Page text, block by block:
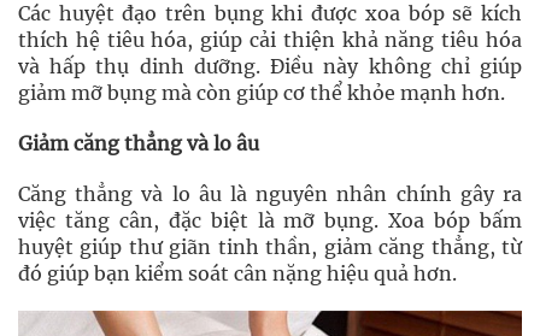
Các huyệt đạo trên bụng khi được xoa bóp sẽ kích
thích hệ tiêu hóa, giúp cải thiện khả năng tiêu hóa
và hấp thụ dinh dưỡng. Điều này không chỉ giúp
giảm mỡ bụng mà còn giúp cơ thể khỏe mạnh hơn.
Giảm căng thẳng và lo âu
Căng thẳng và lo âu là nguyên nhân chính gây ra
việc tăng cân, đặc biệt là mỡ bụng. Xoa bóp bấm
huyệt giúp thư giãn tinh thần, giảm căng thẳng, từ
đó giúp bạn kiểm soát cân nặng hiệu quả hơn.